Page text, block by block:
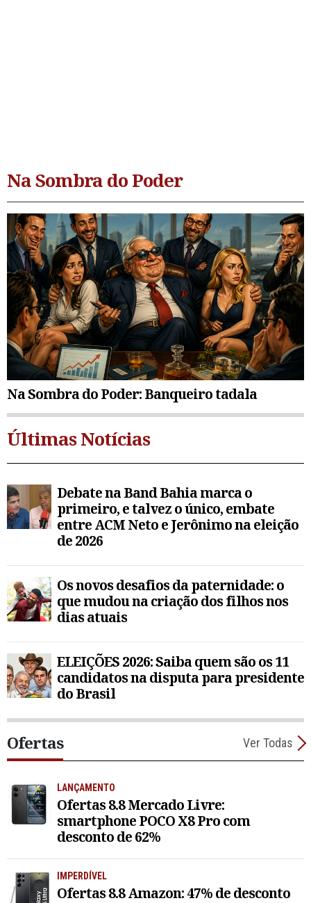
Na Sombra do Poder
Na Sombra do Poder: Banqueiro tadala
Últimas Notícias
Debate na Band Bahia marca o
primeiro, e talvez o único, embate
entre ACM Neto e Jerônimo na eleição
de 2026
Os novos desafios da paternidade: o
que mudou na criação dos filhos nos
dias atuais
ELEIÇÕES 2026: Saiba quem são os 11
candidatos na disputa para presidente
do Brasil
Ofertas Ver Todas
LANÇAMENTO
Ofertas 8.8 Mercado Livre:
smartphone POCO X8 Pro com
desconto de 62%
IMPERDÍVEL
Ofertas 8.8 Amazon: 47% de desconto